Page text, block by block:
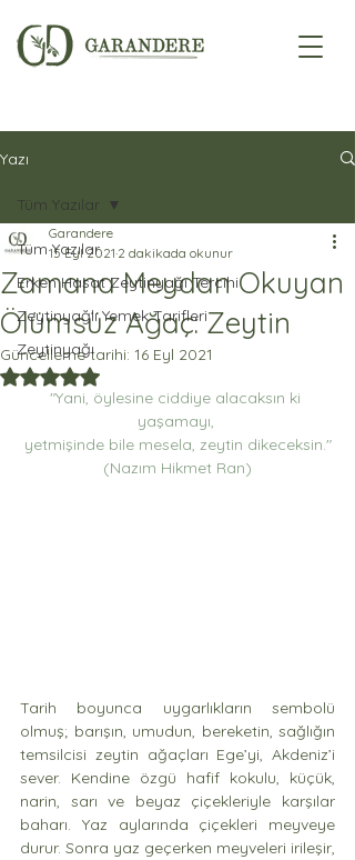
Yazı
Tüm Yazılar
Erken Hasat Zeytinyağı Tercihi
Zeytinyağlı Yemek Tarifleri
Zeytinyağı
Tüm Yazılar
Zamana Meydan Okuyan
Ölümsüz Ağaç: Zeytin
Garandere
15 Eyl 2021 2 dakikada okunur
Güncelleme tarihi: 16 Eyl 2021
5 üzerinden NaN yıldız
"Yani, öylesine ciddiye alacaksın ki
yaşamayı,
yetmişinde bile mesela, zeytin dikeceksin."
(Nazım Hikmet Ran)
Tarih boyunca uygarlıkların sembolü
olmuş; barışın, umudun, bereketin, sağlığın
temsilcisi zeytin ağaçları Ege’yi, Akdeniz’i
sever. Kendine özgü hafif kokulu, küçük,
narin, sarı ve beyaz çiçekleriyle karşılar
baharı. Yaz aylarında çiçekleri meyveye
durur. Sonra yaz geçerken meyveleri irileşir,